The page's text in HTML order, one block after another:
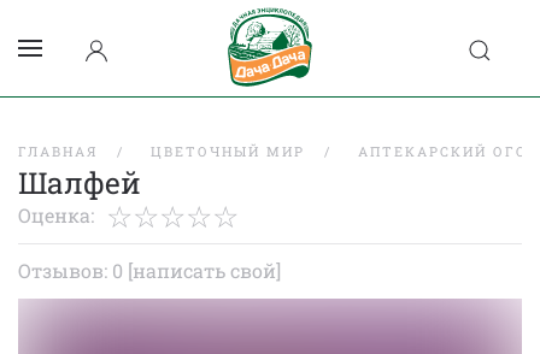
ГЛАВНАЯ ЦВЕТОЧНЫЙ МИР АПТЕКАРСКИЙ
Шалфей
Оценка:
Отзывов: 0 [написать свой]